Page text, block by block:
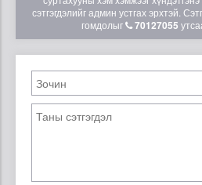
сэтгэгдэлийг админ устгах эрхтэй.
гомдолыг
70127055